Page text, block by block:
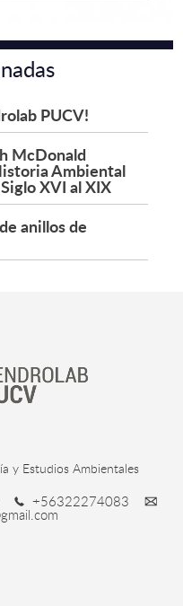
PUCV!
McDonald
Ambiental
XVI al XIX
anillos de
y Estudios Ambientales
+56322274083